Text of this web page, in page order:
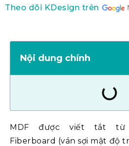
Theo dõi KDesign trên
Nội dung chính
MDF được viết tắt từ
Fiberboard (ván sợi mật độ